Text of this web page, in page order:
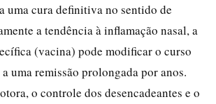
uma cura definitiva no sentido de
a tendência à inflamação nasal, a
(vacina) pode modificar o curso
uma remissão prolongada por anos.
o controle dos desencadeantes e o